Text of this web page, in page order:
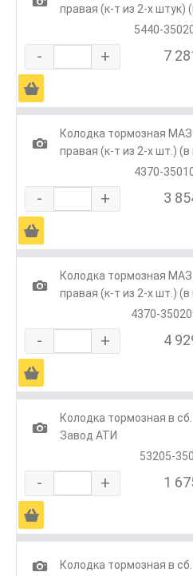
правая (к-т из 2-х штук)
5440-
- + 7
Ä
1
Колодка тормозная
правая (к-т из 2-х шт.)
4370-
- + 3
Ä
1
Колодка тормозная
правая (к-т из 2-х шт.)
4370-
- + 4
Ä
1
Колодка тормозная в
Завод АТИ
53205-
- + 1
Ä
1
Колодка тормозная в